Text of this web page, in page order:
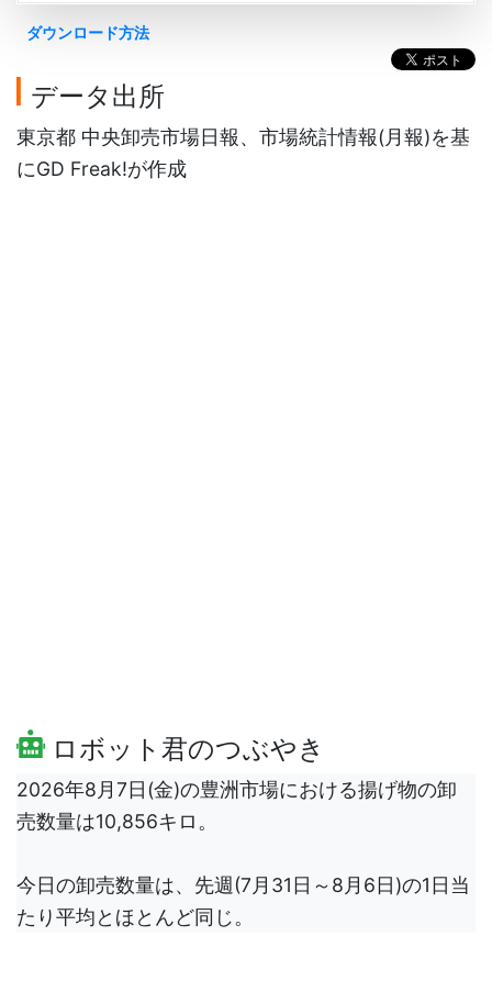
ダウンロード方法
データ出所
東京都 中央卸売市場日報、市場統計情報(月報)を基
にGD Freak!が作成
ロボット君のつぶやき
2026年8月7日(金)の豊洲市場における揚げ物の卸
売数量は10,856キロ。
今日の卸売数量は、先週(7月31日～8月6日)の1日当
たり平均とほとんど同じ。